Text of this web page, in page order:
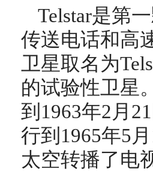
Telstar是第
传送电话和高
卫星取名为
的试验性卫星
到1963年2月
行到1965年5
太空转播了电